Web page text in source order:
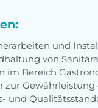
und
von
im Bereich
Gewährleistung
und